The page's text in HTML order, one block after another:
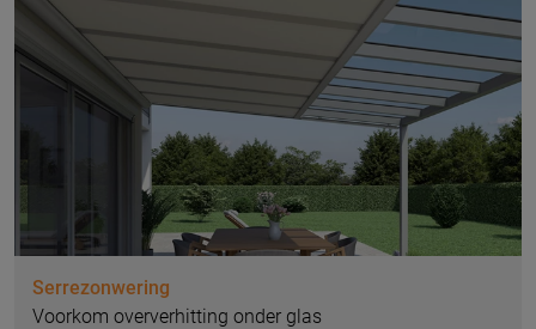
Serrezonwering
Voorkom oververhitting onder glas